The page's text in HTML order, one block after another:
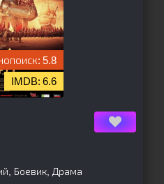
5.8
6.6
Боевик, Драма